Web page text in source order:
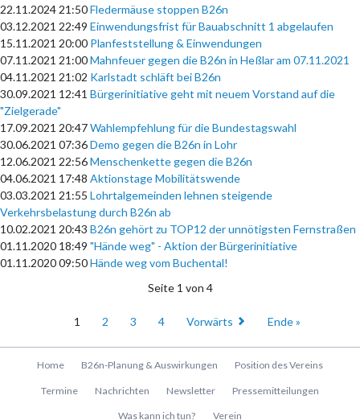
22.11.2024 21:50Fledermäuse stoppen B26n
03.12.2021 22:49 Einwendungsfrist für Bauabschnitt 1 abgelaufen
15.11.2021 20:00 Planfeststellung & Einwendungen
07.11.2021 21:00Mahnfeuer gegen die B26n in Heßlar am 07.11.2021
04.11.2021 21:02 Karlstadt schläft bei B26n
30.09.2021 12:41 Bürgerinitiative geht mit neuem Vorstand auf die
"Zielgerade"
17.09.2021 20:47Wahlempfehlung für die Bundestagswahl
30.06.2021 07:36Demo gegen die B26n in Lohr
12.06.2021 22:56Menschenkette gegen die B26n
04.06.2021 17:48 Aktionstage Mobilitätswende
03.03.2021 21:55 Lohrtalgemeinden lehnen steigende
Verkehrsbelastung durch B26n ab
10.02.2021 20:43 B26n gehört zu TOP12 der unnötigsten Fernstraßen
01.11.2020 18:49 "Hände weg" - Aktion der Bürgerinitiative
01.11.2020 09:50Hände weg vom Buchental!
Seite 1 von 4
1 2 3 4 Vorwärts Ende »
Navigation
Home B26n-Planung & Auswirkungen Position des Vereins
Termine Nachrichten Newsletter Pressemitteilungen
Was kann ich tun? Verein